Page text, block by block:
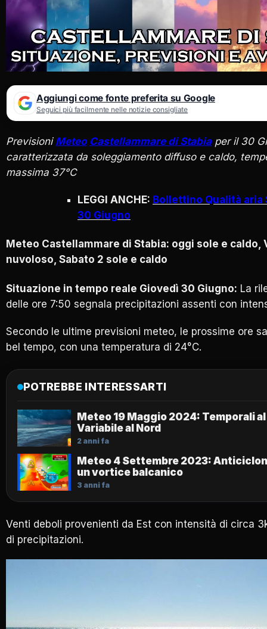
Aggiungi come fonte preferita su Google
Seguici più facilmente nelle notizie consigliate
Previsioni Meteo Castellammare di Stabiaper il 30
caratterizzata da soleggiamento diffuso e caldo,
massima 37°C
LEGGI ANCHE: Bollettino Qualità aria
30 Giugno
Meteo Castellammare di Stabia: oggi sole e caldo,
nuvoloso, Sabato 2 sole e caldo
Situazione in tempo reale Giovedì 30 Giugno: La
delle ore 7:50 segnala precipitazioni assenti con
Secondo le ultime previsioni meteo, le prossime ore
bel tempo, con una temperatura di 24°C.
POTREBBE INTERESSARTI
Meteo 19 Maggio 2024: Temporali
Variabile al Nord
2 anni fa
Meteo 4 Settembre 2023:
un vortice balcanico
3 anni fa
Venti deboli provenienti da Est con intensità di circa
di precipitazioni.